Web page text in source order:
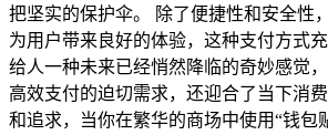
把坚实的保护伞。 除了便捷性和安全性
为用户带来良好的体验，这种支付方式
给人一种未来已经悄然降临的奇妙感觉
高效支付的迫切需求，还迎合了当下消
和追求，当你在繁华的商场中使用“钱包